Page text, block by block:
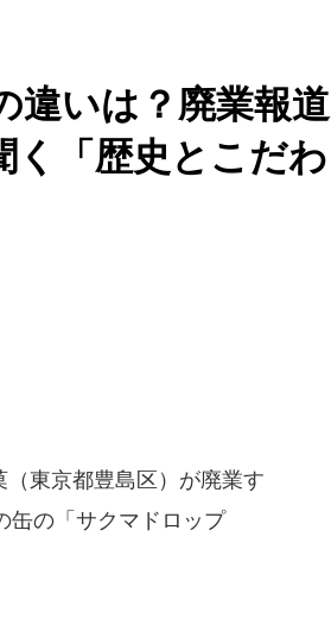
違いは？廃業報道
「歴史とこだわ
東京都豊島区）が廃業す
缶の「サクマドロップ